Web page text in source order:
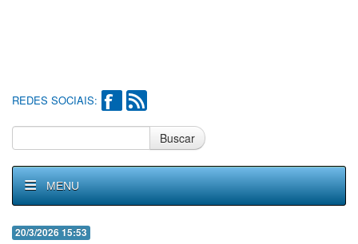
REDES SOCIAIS:
Buscar
MENU
20/3/2026 15:53